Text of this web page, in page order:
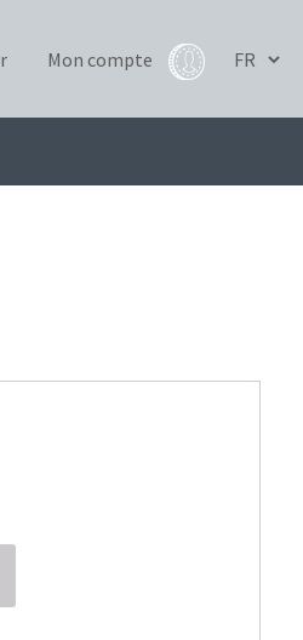
Mon compte